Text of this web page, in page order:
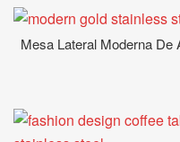
Mesa Lateral Moderna De